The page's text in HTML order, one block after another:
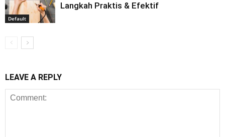
Default
Langkah Praktis & Efektif
LEAVE A REPLY